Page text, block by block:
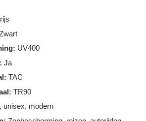
UV400
Ja
TAC
TR90
unisex, modern